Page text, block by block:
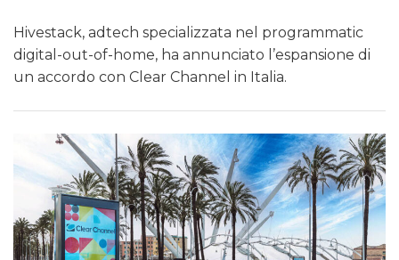
Hivestack, adtech specializzata nel programmatic
digital-out-of-home, ha annunciato l’espansione di
un accordo con Clear Channel in Italia.